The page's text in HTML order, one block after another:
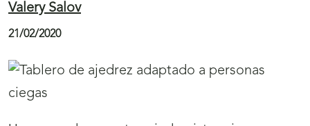
Valery Salov
21/02/2020